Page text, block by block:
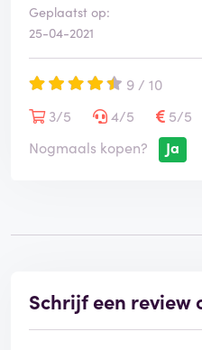
Geplaatst op:
25-04-2021
9 / 10
3/5
4/5 5/5
Nogmaals kopen?
Ja
Schrijf een review